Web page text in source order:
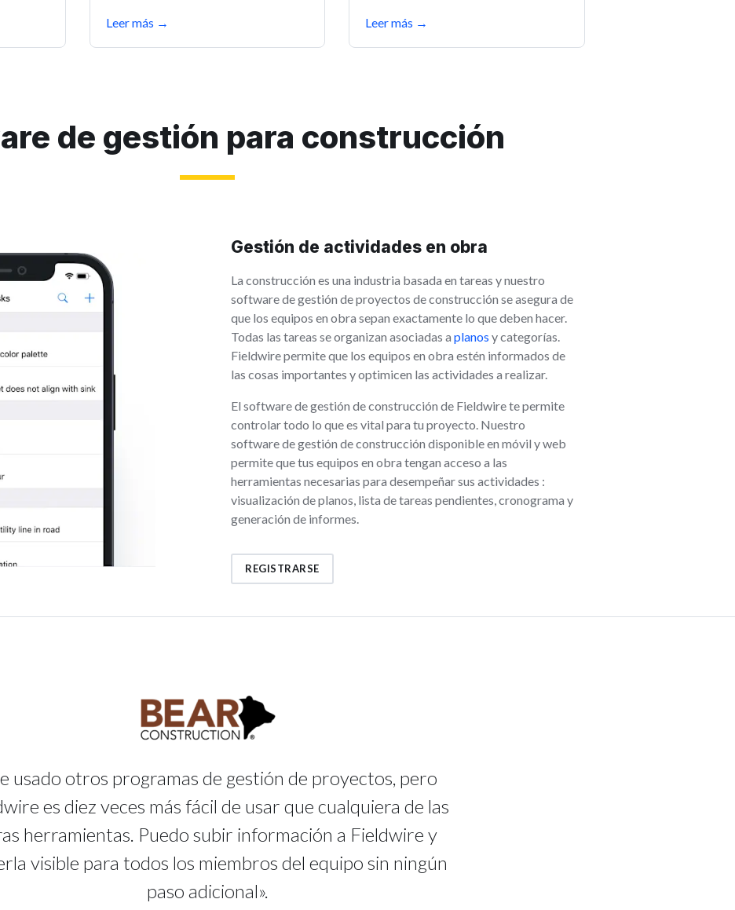
Leer más → Leer más →
de gestión para construcción
Gestión de actividades en obra
La construcción es una industria basada en tareas y nuestro
software de gestión de proyectos de construcción se asegura de
que los equipos en obra sepan exactamente lo que deben hacer.
Todas las tareas se organizan asociadas a planos y categorías.
Fieldwire permite que los equipos en obra estén informados de
las cosas importantes y optimicen las actividades a realizar.
El software de gestión de construcción de Fieldwire te permite
controlar todo lo que es vital para tu proyecto. Nuestro
software de gestión de construcción disponible en móvil y web
permite que tus equipos en obra tengan acceso a las
herramientas necesarias para desempeñar sus actividades :
visualización de planos, lista de tareas pendientes, cronograma y
generación de informes.
REGISTRARSE
usado otros programas de gestión de proyectos, pero
es diez veces más fácil de usar que cualquiera de las
herramientas. Puedo subir información a Fieldwire y
visible para todos los miembros del equipo sin ningún
paso adicional».